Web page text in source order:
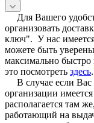
Для Вашего
организовать
ключ". У нас
можете быть уверены
максимально
это посмотреть здесь.
В случае если Вас
организации
располагается там
работающий на